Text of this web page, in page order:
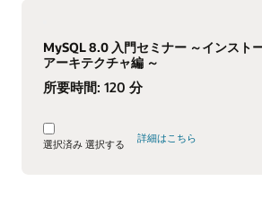
MySQL 8.0 入門セミナー ～インスト
アーキテクチャ編 ～
所要時間: 120 分
選択済み 選択する 詳細はこちら